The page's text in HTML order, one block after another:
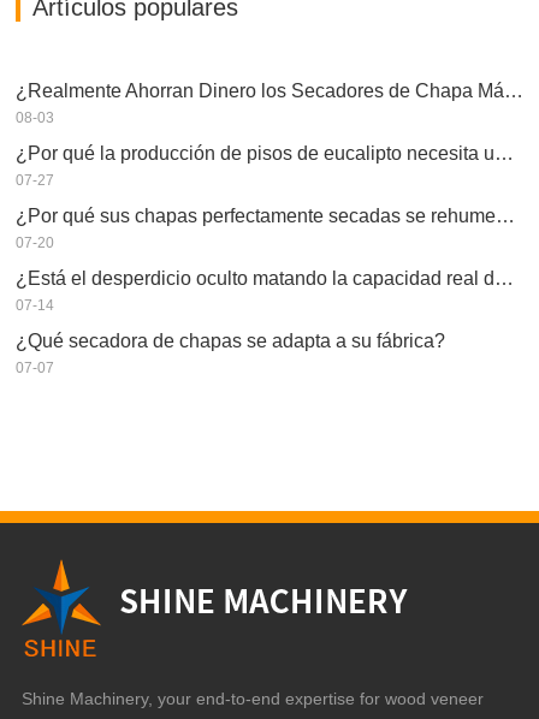
Artículos populares
¿Realmente Ahorran Dinero los Secadores de Chapa Más Grandes?
08-03
¿Por qué la producción de pisos de eucalipto necesita un secador de chapas?
07-27
¿Por qué sus chapas perfectamente secadas se rehumedecen?
07-20
¿Está el desperdicio oculto matando la capacidad real de su secador de chapas?
07-14
¿Qué secadora de chapas se adapta a su fábrica?
07-07
Shine Machinery, your end-to-end expertise for wood veneer